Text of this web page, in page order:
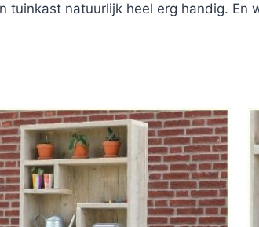
natuurlijk heel erg handig.